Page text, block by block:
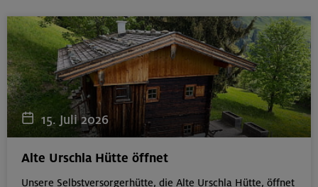
Ötztaler Alpen
21.-23.08.26
Familienfreizeit: Hüttenübernachtung mit Kindern
von 6-9 J.
Kitzbüheler Alpen
15. Juli 2026
Alte Urschla Hütte öffnet
Unsere Selbstversorgerhütte, die Alte Urschla Hütte, öffnet